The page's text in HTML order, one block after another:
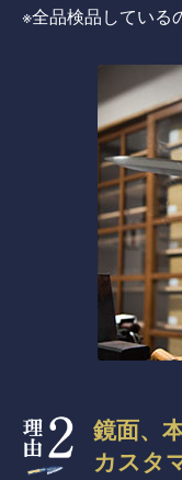
※全品検品している
鏡面、
カスタ